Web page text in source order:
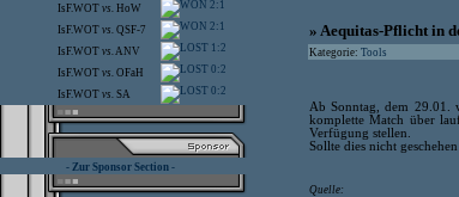
IsF.WOT vs. HoW 2:1
IsF.WOT vs. QSF-7 2:1
IsF.WOT vs.ANV 1:2
IsF.WOT vs. OFaH 0:2
IsF.WOT vs. SA 0:2
- Zur Sponsor Section -
» Aequitas-Pflicht in
Kategorie: Tools
Ab Sonntag, dem 29.01.
komplette Match über
Verfügung stellen.
Sollte dies nicht
Quelle: